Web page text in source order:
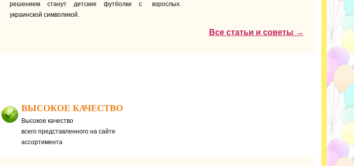
решением станут детские футболки с
украинской символикой.
взрослых.
Все статьи и советы →
ВЫСОКОЕ КАЧЕСТВО
Высокое качество
всего представленного на сайте
ассортимента